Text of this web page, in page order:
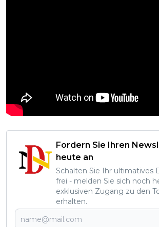
Fordern Sie Ihren
heute an
Schalten Sie Ihr ultimatives
frei - melden Sie sich noch
exklusiven Zugang zu den
erhalten.